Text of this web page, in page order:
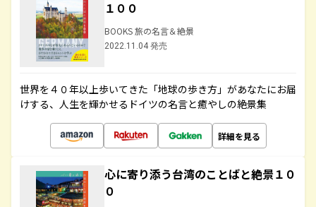
１００
BOOKS 旅の名言＆絶景
2022.11.04 発売
世界を４０年以上歩いてきた「地球の歩き方」があなたにお届
けする、人生を輝かせるドイツの名言と癒やしの絶景集
詳細を見る
心に寄り添う台湾のことばと絶景１０
０